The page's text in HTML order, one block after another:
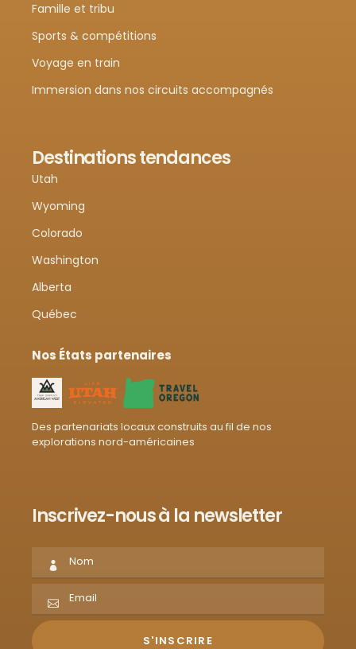
Famille et tribu
Sports & compétitions
Voyage en train
Immersion dans nos circuits accompagnés
Destinations tendances
Utah
Wyoming
Colorado
Washington
Alberta
Québec
Nos États partenaires
Des partenariats locaux construits au fil de nos
explorations nord-américaines
Inscrivez-nous à la newsletter